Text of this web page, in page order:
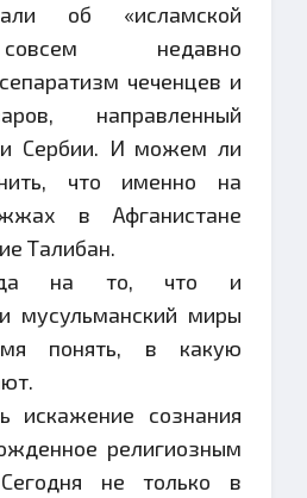
об «исламской
недавно
чеченцев и
направленный
и Сербии. И можем ли
что именно на
в Афганистане
Талибан.
на то, что и
мусульманский миры
понять, в какую
искажение сознания
религиозным
не только в